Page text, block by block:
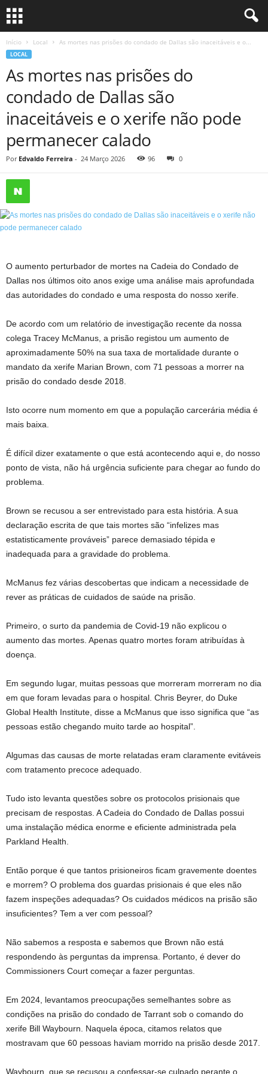
Início Local As mortes nas prisões do condado de Dallas são inaceitáveis ​​e o...
LOCAL
As mortes nas prisões do
condado de Dallas são
inaceitáveis ​​e o xerife não pode
permanecer calado
Por Edvaldo Ferreira - 24 Março 2026 96 0
O aumento perturbador de mortes na Cadeia do Condado de
Dallas nos últimos oito anos exige uma análise mais aprofundada
das autoridades do condado e uma resposta do nosso xerife.
De acordo com um relatório de investigação recente da nossa
colega Tracey McManus, a prisão registou um aumento de
aproximadamente 50% na sua taxa de mortalidade durante o
mandato da xerife Marian Brown, com 71 pessoas a morrer na
prisão do condado desde 2018.
Isto ocorre num momento em que a população carcerária média é
mais baixa.
É difícil dizer exatamente o que está acontecendo aqui e, do nosso
ponto de vista, não há urgência suficiente para chegar ao fundo do
problema.
Brown se recusou a ser entrevistado para esta história. A sua
declaração escrita de que tais mortes são “infelizes mas
estatisticamente prováveis” parece demasiado tépida e
inadequada para a gravidade do problema.
McManus fez várias descobertas que indicam a necessidade de
rever as práticas de cuidados de saúde na prisão.
Primeiro, o surto da pandemia de Covid-19 não explicou o
aumento das mortes. Apenas quatro mortes foram atribuídas à
doença.
Em segundo lugar, muitas pessoas que morreram morreram no dia
em que foram levadas para o hospital. Chris Beyrer, do Duke
Global Health Institute, disse a McManus que isso significa que “as
pessoas estão chegando muito tarde ao hospital”.
Algumas das causas de morte relatadas eram claramente evitáveis
​​com tratamento precoce adequado.
Tudo isto levanta questões sobre os protocolos prisionais que
precisam de respostas. A Cadeia do Condado de Dallas possui
uma instalação médica enorme e eficiente administrada pela
Parkland Health.
Então porque é que tantos prisioneiros ficam gravemente doentes
e morrem? O problema dos guardas prisionais é que eles não
fazem inspeções adequadas? Os cuidados médicos na prisão são
insuficientes? Tem a ver com pessoal?
Não sabemos a resposta e sabemos que Brown não está
respondendo às perguntas da imprensa. Portanto, é dever do
Commissioners Court começar a fazer perguntas.
Em 2024, levantamos preocupações semelhantes sobre as
condições na prisão do condado de Tarrant sob o comando do
xerife Bill Waybourn. Naquela época, citamos relatos que
mostravam que 60 pessoas haviam morrido na prisão desde 2017.
Waybourn, que se recusou a confessar-se culpado perante o